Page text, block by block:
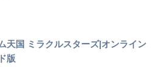
天国 ミラクルスターズ|オンライン
版